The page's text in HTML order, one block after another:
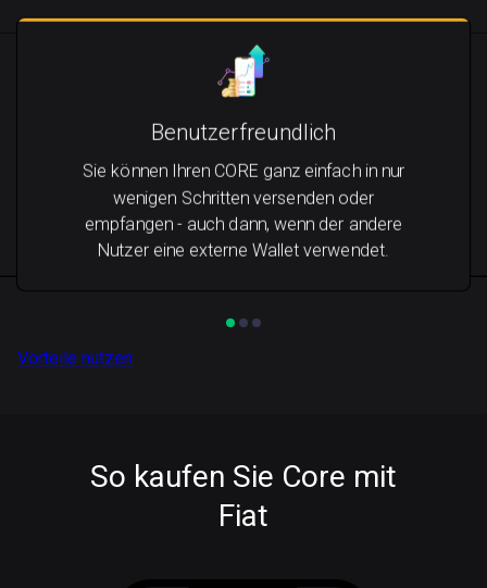
Benutzerfreundlich
Sie können Ihren CORE ganz einfach in nur
wenigen Schritten versenden oder
empfangen - auch dann, wenn der andere
Nutzer eine externe Wallet verwendet.
Vorteile nutzen
So kaufen Sie Core mit
Fiat